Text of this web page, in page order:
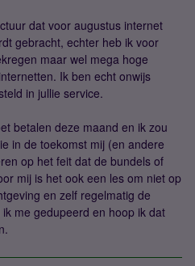
dat voor augustus internet
gebracht, echter heb ik voor
maar wel mega hoge
Ik ben echt onwijs
in jullie service.
betalen deze maand en ik zou
in de toekomst mij (en andere
op het feit dat de bundels of
mij is het ook een les om niet op
en zelf regelmatig de
me gedupeerd en hoop ik dat